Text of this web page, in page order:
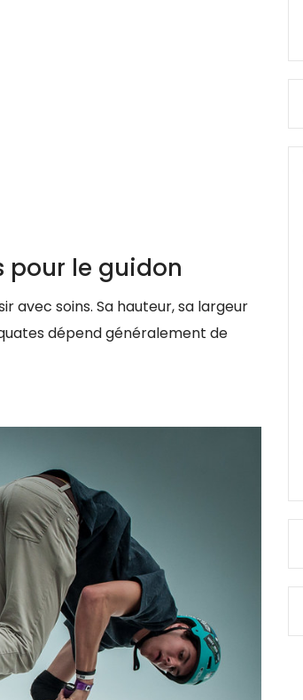
pour le guidon
avec soins. Sa hauteur, sa largeur
dépend généralement de